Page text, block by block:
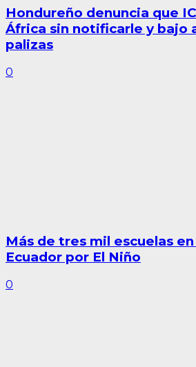
Hondureño denuncia que
África sin notificarle y bajo
palizas
0
Más de tres mil escuelas
Ecuador por El Niño
0